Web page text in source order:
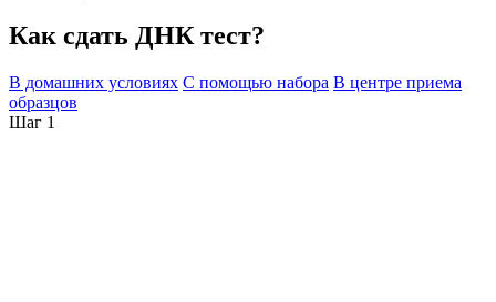
Как сдать ДНК тест?
В домашних условиях С помощью набора В центре приема
образцов
Шаг 1